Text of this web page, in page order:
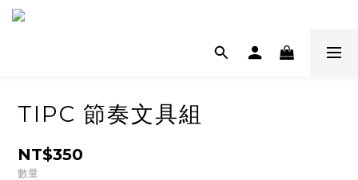
TIPC 節奏文具組
NT$350
數量